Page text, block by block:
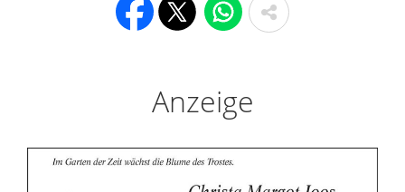
Anzeige